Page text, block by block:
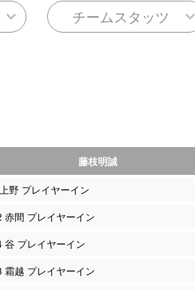
チームスタッツ
藤枝明誠
野 プレイヤーイン
赤間 プレイヤーイン
谷 プレイヤーイン
霜越 プレイヤーイン